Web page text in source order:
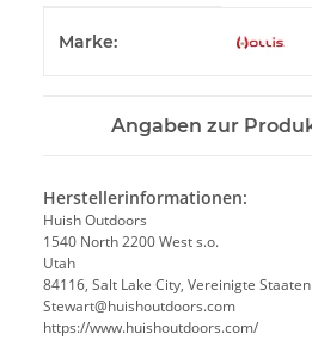
Marke:
Angaben zur
Herstellerinformationen:
Huish Outdoors
1540 North 2200 West s.o.
Utah
84116, Salt Lake City, Vereinigte Staaten
Stewart@huishoutdoors.com
https://www.huishoutdoors.com/